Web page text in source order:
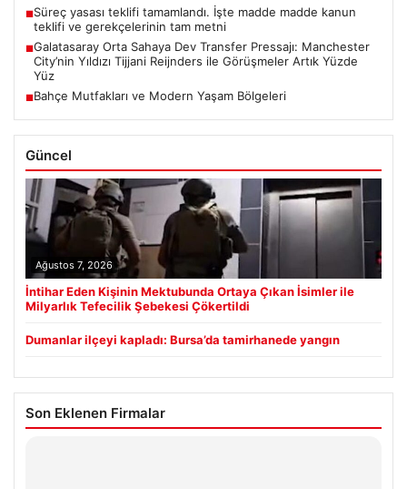
■Süreç yasası teklifi tamamlandı. İşte madde madde kanun
teklifi ve gerekçelerinin tam metni
■Galatasaray Orta Sahaya Dev Transfer Pressajı: Manchester
City’nin Yıldızı Tijjani Reijnders ile Görüşmeler Artık Yüzde
Yüz
■Bahçe Mutfakları ve Modern Yaşam Bölgeleri
Güncel
Ağustos 7, 2026
İntihar Eden Kişinin Mektubunda Ortaya Çıkan İsimler ile
Milyarlık Tefecilik Şebekesi Çökertildi
Dumanlar ilçeyi kapladı: Bursa’da tamirhanede yangın
Son Eklenen Firmalar